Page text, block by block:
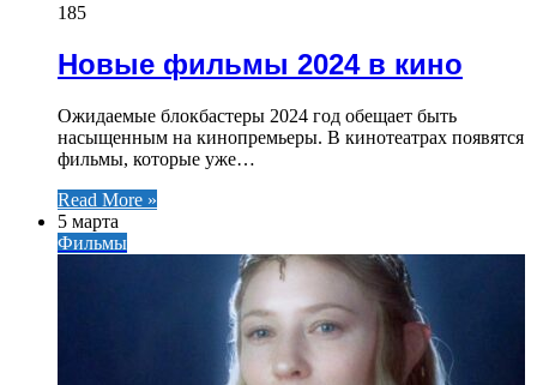
185
Новые фильмы 2024 в кино
Ожидаемые блокбастеры 2024 год обещает быть
насыщенным на кинопремьеры. В кинотеатрах появятся
фильмы, которые уже…
Read More »
5 марта
Фильмы